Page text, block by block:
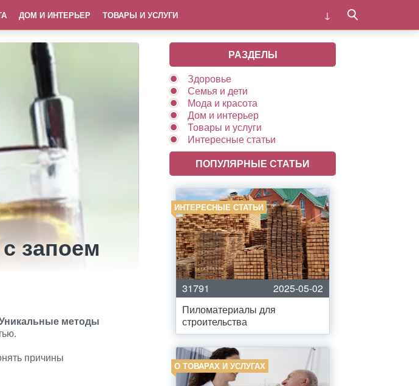
ДОМ И ИНТЕРЬЕР ТОВАРЫ И УСЛУГИ
запоем
методы
причины
РАЗДЕЛЫ
Здоровье
Семья и дети
Мода и красота
Дом и интерьер
Товары и услуги
Интересные статьи
ПОПУЛЯРНЫЕ СТАТЬИ
ИНТЕРЕСНЫЕ СТАТЬИ
31791
2025-05-02
Пиломатериалы для
строительства
О ТОВАРАХ И УСЛУГАХ